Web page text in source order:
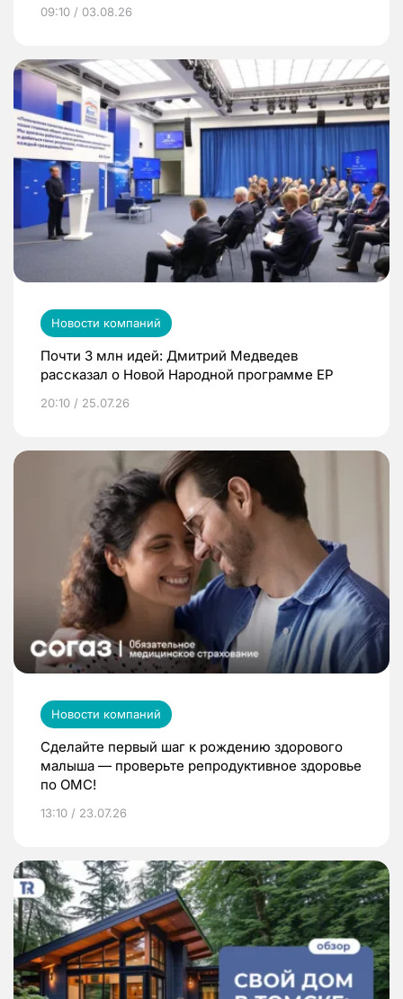
09:10 / 03.08.26
Новости компаний
Почти 3 млн идей: Дмитрий Медведев
рассказал о Новой Народной программе ЕР
20:10 / 25.07.26
Новости компаний
Сделайте первый шаг к рождению здорового
малыша — проверьте репродуктивное здоровье
по ОМС!
13:10 / 23.07.26